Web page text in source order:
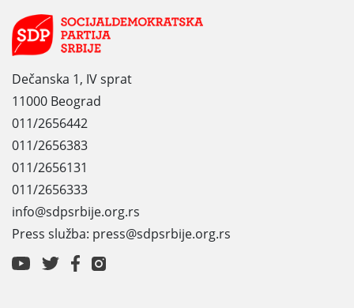
Dečanska 1, IV sprat
11000 Beograd
011/2656442
011/2656383
011/2656131
011/2656333
info@sdpsrbije.org.rs
Press služba: press@sdpsrbije.org.rs